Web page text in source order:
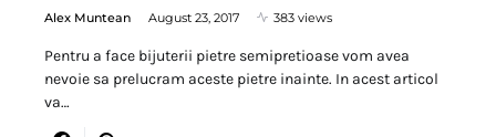
Alex Muntean August 23, 2017 383 views
Pentru a face bijuterii pietre semipretioase vom avea
nevoie sa prelucram aceste pietre inainte. In acest articol
va…